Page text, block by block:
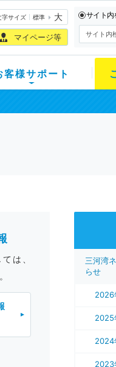
字サイズ 標準 大
マイページ等
サイト内
客様サポート
は、
三河湾
らせ
2026
2025
2024
2023